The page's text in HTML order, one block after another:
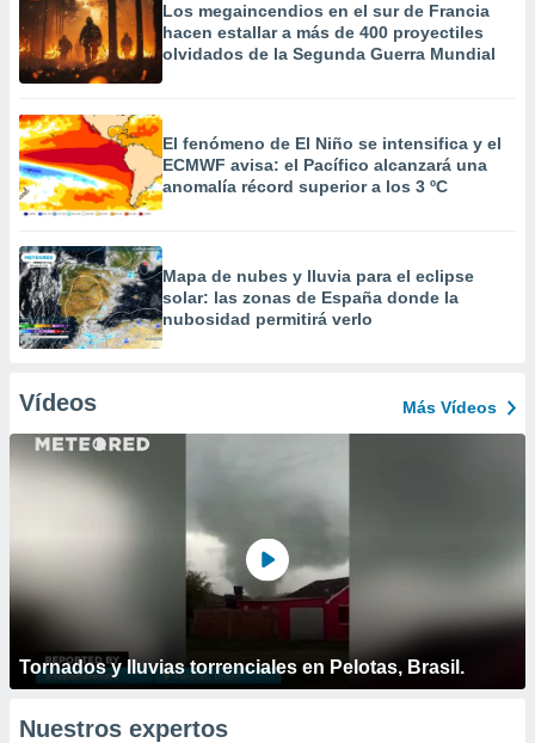
Los megaincendios en el sur de Francia
hacen estallar a más de 400 proyectiles
olvidados de la Segunda Guerra Mundial
El fenómeno de El Niño se intensifica y el
ECMWF avisa: el Pacífico alcanzará una
anomalía récord superior a los 3 ºC
Mapa de nubes y lluvia para el eclipse
solar: las zonas de España donde la
nubosidad permitirá verlo
Vídeos Más Vídeos
Tornados y lluvias torrenciales en Pelotas, Brasil.
Nuestros expertos